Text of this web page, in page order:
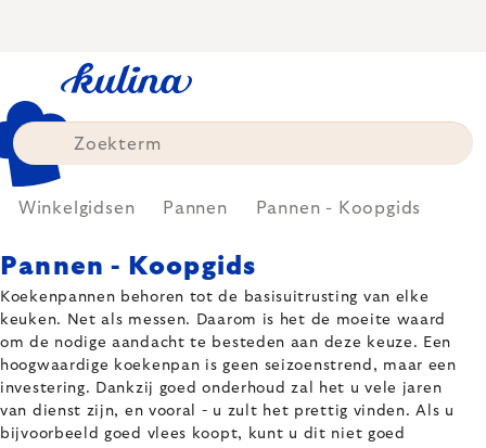
Winkelgidsen Pannen Pannen - Koopgids
Pannen - Koopgids
Koekenpannen behoren tot de basisuitrusting van elke
keuken. Net als messen. Daarom is het de moeite waard
om de nodige aandacht te besteden aan deze keuze. Een
hoogwaardige koekenpan is geen seizoenstrend, maar een
investering. Dankzij goed onderhoud zal het u vele jaren
van dienst zijn, en vooral - u zult het prettig vinden. Als u
bijvoorbeeld goed vlees koopt, kunt u dit niet goed